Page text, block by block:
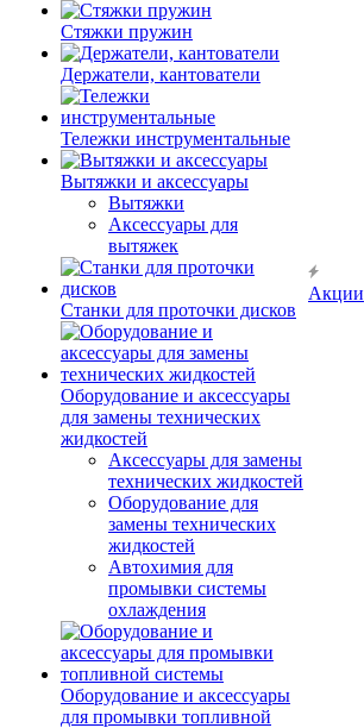
Стяжки пружин
Держатели, кантователи
Тележки инструментальные
Вытяжки и аксессуары
Вытяжки
Аксессуары для
вытяжек
Станки для проточки дисков
Оборудование и аксессуары
для замены технических
жидкостей
Аксессуары для замены
технических жидкостей
Оборудование для
замены технических
жидкостей
Автохимия для
промывки системы
охлаждения
Оборудование и аксессуары
для промывки топливной
Акции